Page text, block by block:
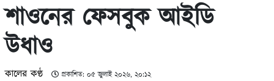
শাওনের ফেসবুক আইডি
উধাও
কালের কণ্ঠ প্রকাশিত: ০৫ জুলাই ২০২৬, ২০:১২